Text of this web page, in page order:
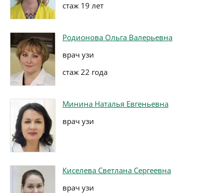
стаж 19 лет
Родионова Ольга Валерьевна
врач узи
стаж 22 года
Минина Наталья Евгеньевна
врач узи
Киселева Светлана Сергеевна
врач узи